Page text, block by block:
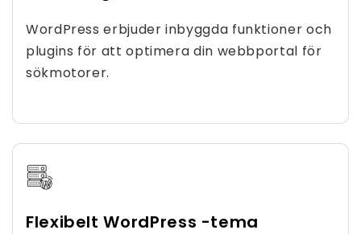
WordPress erbjuder inbyggda funktioner och
plugins för att optimera din webbportal för
sökmotorer.
Flexibelt WordPress -tema